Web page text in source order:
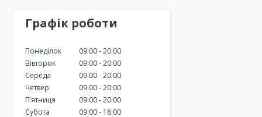
Графік роботи
Понеділок 09:00 20:00
Вівторок
09:00 20:00
Середа
09:00 20:00
Четвер
09:00 20:00
Пʼятниця
09:00 20:00
Субота
09:00 18:00